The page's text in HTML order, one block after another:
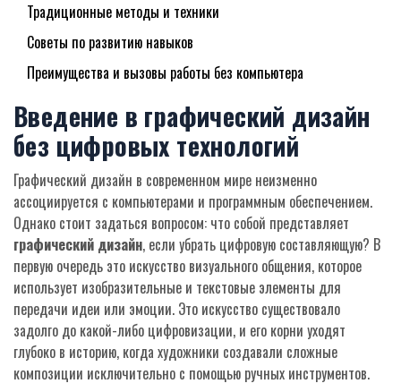
Традиционные методы и техники
Советы по развитию навыков
Преимущества и вызовы работы без компьютера
Введение в графический дизайн
без цифровых технологий
Графический дизайн в современном мире неизменно
ассоциируется с компьютерами и программным обеспечением.
Однако стоит задаться вопросом: что собой представляет
графический дизайн, если убрать цифровую составляющую? В
первую очередь это искусство визуального общения, которое
использует изобразительные и текстовые элементы для
передачи идеи или эмоции. Это искусство существовало
задолго до какой-либо цифровизации, и его корни уходят
глубоко в историю, когда художники создавали сложные
композиции исключительно с помощью ручных инструментов.